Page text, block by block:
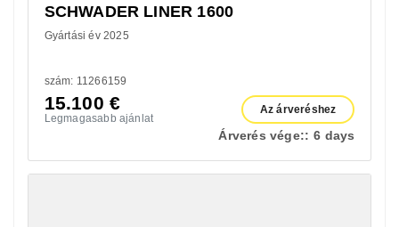
SCHWADER LINER 1600
Gyártási év 2025
szám: 11266159
15.100 €
Legmagasabb ajánlat
Az árveréshez
Árverés vége:: 6 days